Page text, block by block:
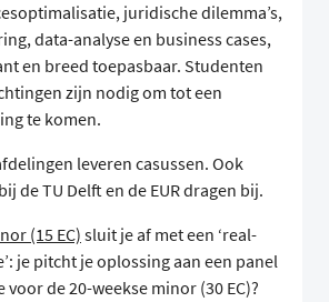
juridische dilemma’s,
data-analyse en business cases,
en breed toepasbaar. Studenten
zijn nodig om tot een
te komen.
leveren casussen. Ook
de TU Delft en de EUR dragen bij.
(15 EC)sluit je af met een ‘real-
je pitcht je oplossing aan een panel
voor de 20-weekse minor (30 EC)?